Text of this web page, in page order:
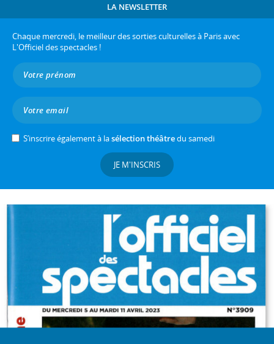
LA NEWSLETTER
Chaque mercredi, le meilleur des sorties culturelles à Paris avec
L'Officiel des spectacles !
S’inscrire également à lasélection théâtredu samedi
JE M'INSCRIS